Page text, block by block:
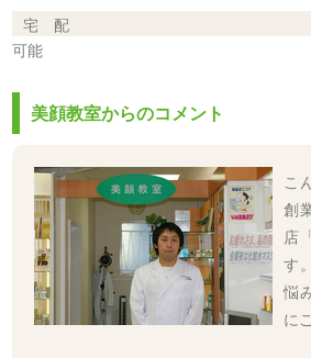
宅 配
可能
美顔教室からのコメント
こ
創
店
す
悩
に